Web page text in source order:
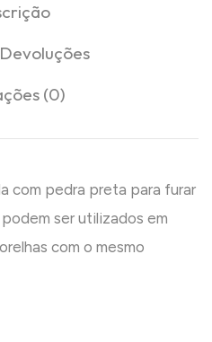
(0)
com pedra preta para furar
ser utilizados em
com o mesmo